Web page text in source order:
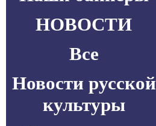
НОВОСТИ
Все
Новости русской
культуры